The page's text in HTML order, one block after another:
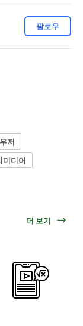
팔로우
저
미디어
더 보기